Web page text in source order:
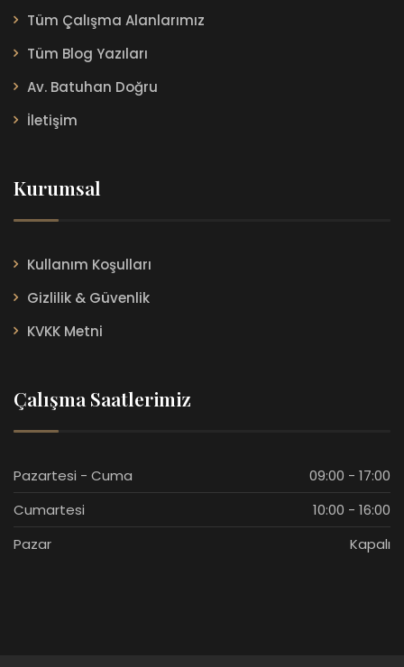
Tüm Çalışma Alanlarımız
Tüm Blog Yazıları
Av. Batuhan Doğru
İletişim
Kurumsal
Kullanım Koşulları
Gizlilik & Güvenlik
KVKK Metni
Çalışma Saatlerimiz
Pazartesi - Cuma
09:00 - 17:00
Cumartesi
10:00 - 16:00
Pazar
Kapalı